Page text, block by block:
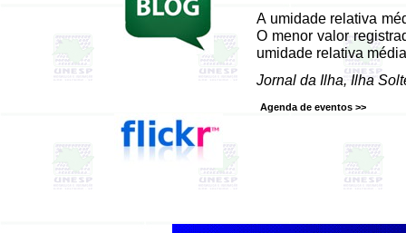
A umidade relativa
O menor valor
umidade relativa
Jornal da Ilha, Ilha
Agenda de eventos >>